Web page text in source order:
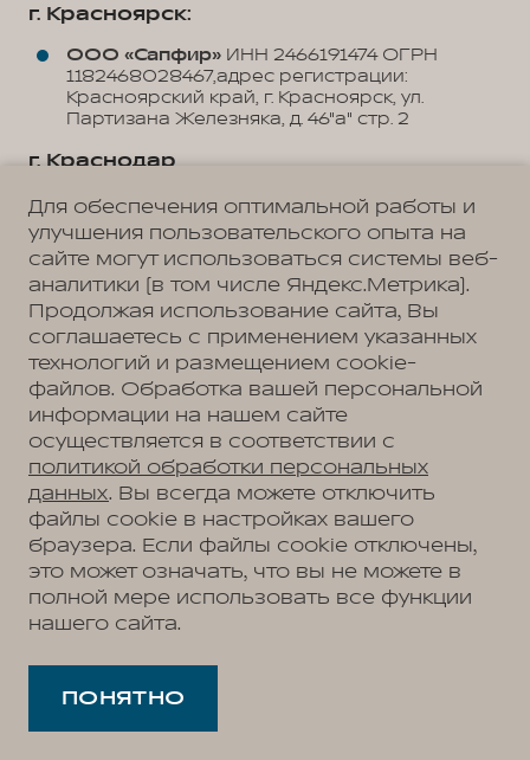
г. Красноярск:
ООО «Сапфир» ИНН 2466191474 ОГРН
1182468028467,адрес регистрации:
Красноярский край, г. Красноярск, ул.
Партизана Железняка, д. 46"а" стр. 2
г. Краснодар
ООО «Юг Авто Плюс»ИНН 0107021677
ОГРН 1120107000067, юридический адрес:
Республика Адыгея, аул Тахтамукай, ул.
Краснодарская, 1
ООО «Юг-Авто Холдинг»ИНН 2312207999
ОГРН 1132312011116; КПП 010701001 адрес
регистрации: 385140, Республика Адыгея
(Адыгея), р-н Тахтамукайский, аул Тахтамукай,
ул. Краснодарская, стр. 1
г. Курск:
ООО “КОРС Новомосковск”ИНН
7116156715; адрес регистрации: Тульская
область, г. о. город Тула, г. Тула, ул. Рязанская,
д. 38, помещ. 202, КОРПУС ГЛАВНЫЙ, ЛИТ. А,
А1, А2, 2 этаж
г. Киров:
1235200031505; адрес регистрации:
Нижний Новгород, г. Нижний Новгород,
Московское шоссе, д. 294Б, стр. 1, помещ. П1
Для обеспечения оптимальной работы и
улучшения пользовательского опыта на
сайте могут использоваться системы веб-
аналитики (в том числе Яндекс.Метрика).
Продолжая использование сайта, Вы
соглашаетесь с применением указанных
технологий и размещением cookie-
файлов. Обработка вашей персональной
информации на нашем сайте
осуществляется в соответствии с
политикой обработки персональных
данных. Вы всегда можете отключить
файлы cookie в настройках вашего
браузера. Если файлы cookie отключены,
это может означать, что вы не можете в
полной мере использовать все функции
нашего сайта.
ПОНЯТНО